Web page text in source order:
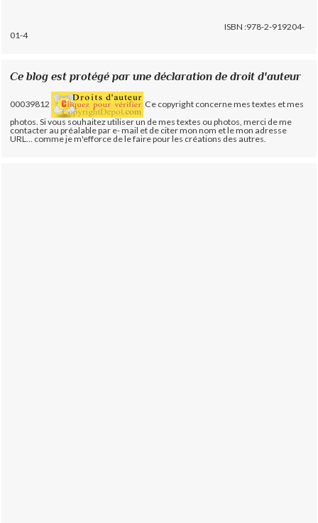
ISBN :978-2-919204-
01-4
Ce blog est protégé par une déclaration de droit d'auteur
00039812
Ce copyright concerne mes textes et mes
photos. Si vous souhaitez utiliser un de mes textes ou photos, merci de me
contacter au préalable par e- mail et de citer mon nom et le mon adresse
URL... comme je m'efforce de le faire pour les créations des autres.